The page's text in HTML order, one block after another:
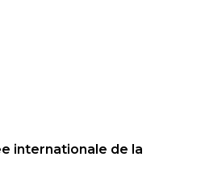
internationale de la